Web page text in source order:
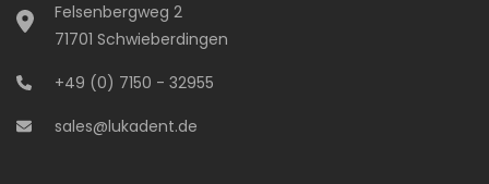
Felsenbergweg 2
71701 Schwieberdingen
+49 (0) 7150 - 32955
sales@lukadent.de